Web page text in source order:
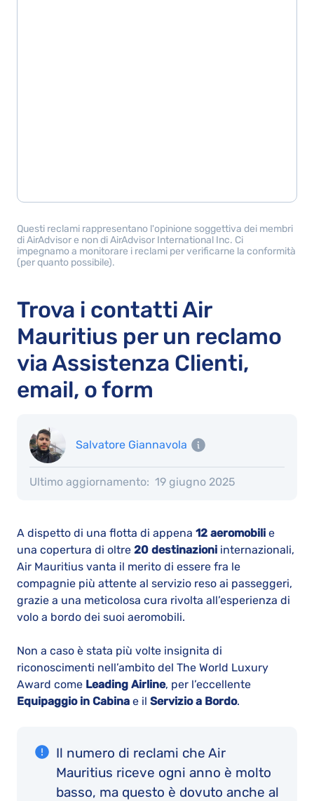
Questi reclami rappresentano l'opinione soggettiva dei membri
di AirAdvisor e non di AirAdvisor International Inc. Ci
impegnamo a monitorare i reclami per verificarne la conformità
(per quanto possibile).
Trova i contatti Air
Mauritius per un reclamo
via Assistenza Clienti,
email, o form
Salvatore Giannavola
Ultimo aggiornamento: 19 giugno 2025
A dispetto di una flotta di appena 12 aeromobili e
una copertura di oltre 20 destinazioni internazionali,
Air Mauritius vanta il merito di essere fra le
compagnie più attente al servizio reso ai passeggeri,
grazie a una meticolosa cura rivolta all’esperienza di
volo a bordo dei suoi aeromobili.
Non a caso è stata più volte insignita di
riconoscimenti nell’ambito del The World Luxury
Award come Leading Airline, per l’eccellente
Equipaggio in Cabina e il Servizio a Bordo.
Il numero di reclami che Air
Mauritius riceve ogni anno è molto
basso, ma questo è dovuto anche al